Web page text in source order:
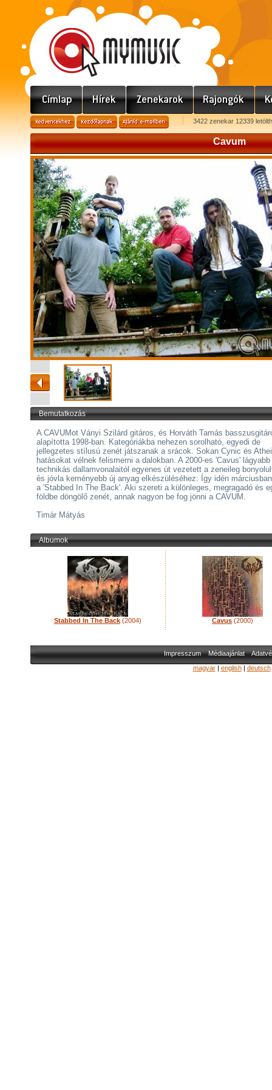
3422 zenekar 12339
Cavum
Bemutatkozás
A CAVUMot Ványi Szilárd gitáros, és Horváth Tamás
alapította 1998-ban. Kategóriákba nehezen sorolható, egyedi de
jellegzetes stílusú zenét játszanak a srácok. Sokan Cynic és
hatásokat vélnek felismerni a dalokban. A 2000-es 'Cavus' lágyabb
technikás dallamvonalaitól egyenes út vezetett a zeneileg
és jóvla keményebb új anyag elkészüléséhez: Így idén
a 'Stabbed In The Back'. Aki szereti a különleges, megragadó és
földbe döngölő zenét, annak nagyon be fog jönni a CAVUM.
Timár Mátyás
Albumok
Stabbed In The Back (2004) Cavus (2000)
Impresszum Médiaajánlat
magyar| english| deutsch